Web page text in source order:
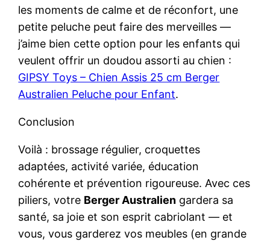
les moments de calme et de réconfort, une
petite peluche peut faire des merveilles —
j’aime bien cette option pour les enfants qui
veulent offrir un doudou assorti au chien :
GIPSY Toys – Chien Assis 25 cm Berger
Australien Peluche pour Enfant.
Conclusion
Voilà : brossage régulier, croquettes
adaptées, activité variée, éducation
cohérente et prévention rigoureuse. Avec ces
piliers, votre Berger Australien gardera sa
santé, sa joie et son esprit cabriolant — et
vous, vous garderez vos meubles (en grande